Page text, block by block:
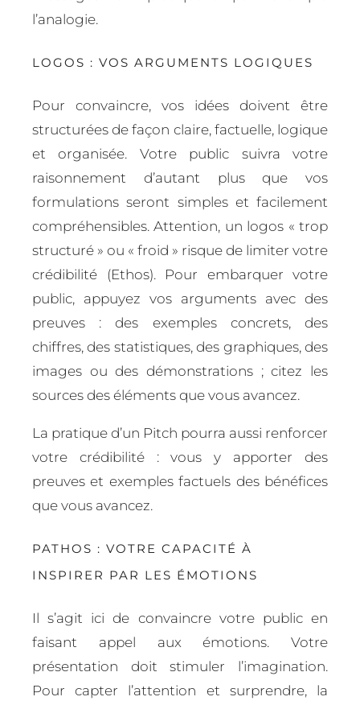
l’analogie.
LOGOS : VOS ARGUMENTS LOGIQUES
Pour convaincre, vos idées doivent être
structurées de façon claire, factuelle, logique
et organisée. Votre public suivra votre
raisonnement d’autant plus que vos
formulations seront simples et facilement
compréhensibles. Attention, un logos « trop
structuré » ou « froid » risque de limiter votre
crédibilité (Ethos). Pour embarquer votre
public, appuyez vos arguments avec des
preuves : des exemples concrets, des
chiffres, des statistiques, des graphiques, des
images ou des démonstrations ; citez les
sources des éléments que vous avancez.
La pratique d’un Pitch pourra aussi renforcer
votre crédibilité : vous y apporter des
preuves et exemples factuels des bénéfices
que vous avancez.
PATHOS : VOTRE CAPACITÉ À
INSPIRER PAR LES ÉMOTIONS
Il s’agit ici de convaincre votre public en
faisant appel aux émotions. Votre
présentation doit stimuler l’imagination.
Pour capter l’attention et surprendre, la